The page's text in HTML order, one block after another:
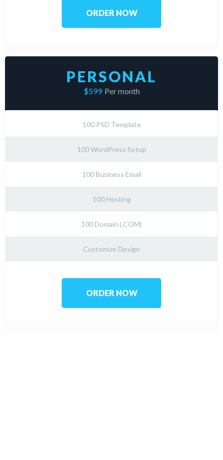
ORDER NOW
PERSONAL
$599 Per month
100 PSD Template
100 WordPress Setup
100 Business Email
100 Hosting
100 Domain (.COM)
Customize Design
ORDER NOW